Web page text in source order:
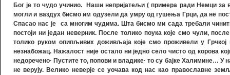
Бог је то чудо учинио. Наши непријатељи ( примера ради Немци за
могли и ваздух бисмо им одузели да умру од гушења Грци, да не
Спасао нас је са многим чудима. Шта бисмо ми сада требали
постоји ни један неверник. После толико поука које смо чули,
толико руком опипљивих доживљаја које смо проживели у
незнабожац. Нажалост није остало ни једно село чисто од корова
недоречено· Пустите то, попови и владике· то су бајке Халимине… У
не верују. Велико неверје се уочава код нас као православне